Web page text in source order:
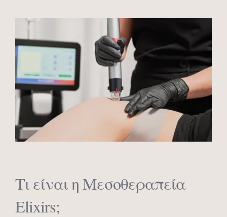
Τι είναι η Μεσοθεραπεία
Elixirs;